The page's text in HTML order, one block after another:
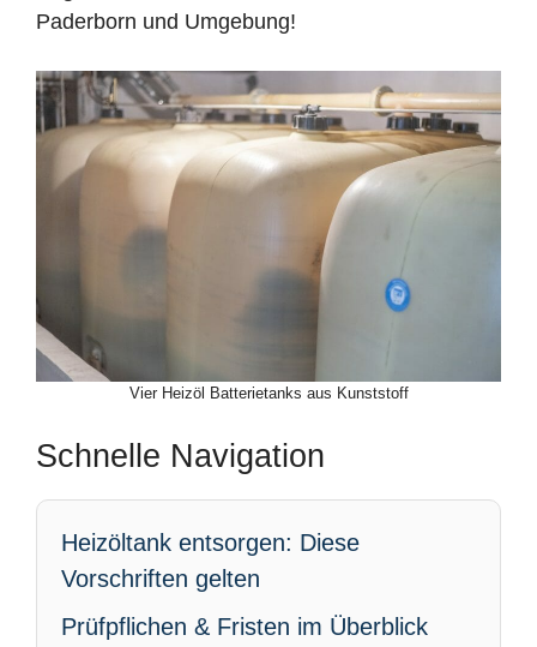
Paderborn und Umgebung!
Vier Heizöl Batterietanks aus Kunststoff
Schnelle Navigation
Heizöltank entsorgen: Diese
Vorschriften gelten
Prüfpflichen & Fristen im Überblick